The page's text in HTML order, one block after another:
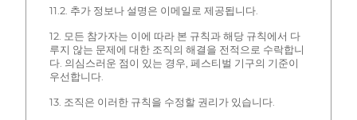
11.2. 추가 정보나 설명은 이메일로 제공됩니다.
12. 모든 참가자는 이에 따라 본 규칙과 해당 규칙에서 다
루지 않는 문제에 대한 조직의 해결을 전적으로 수락합니
다. 의심스러운 점이 있는 경우, 페스티벌 기구의 기준이
우선합니다.
13. 조직은 이러한 규칙을 수정할 권리가 있습니다.